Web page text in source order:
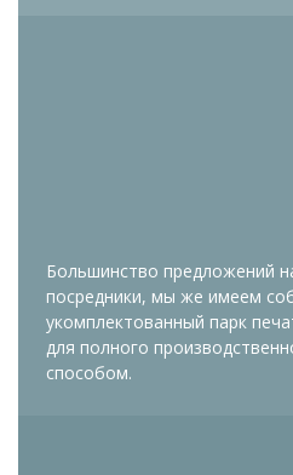
Большинство предложений
посредники, мы же имеем
укомплектованный парк
для полного
способом.